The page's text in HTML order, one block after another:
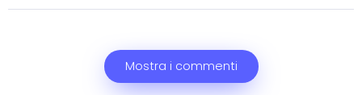
Mostra i commenti